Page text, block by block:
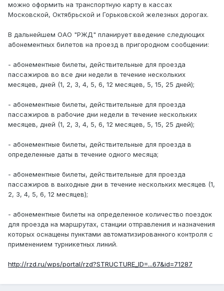
можно оформить на транспортную карту в кассах
Московской, Октябрьской и Горьковской железных дорогах.
В дальнейшем ОАО "РЖД" планирует введение следующих
абонементных билетов на проезд в пригородном сообщении:
- абонементные билеты, действительные для проезда
пассажиров во все дни недели в течение нескольких
месяцев, дней (1, 2, 3, 4, 5, 6, 12 месяцев, 5, 15, 25 дней);
- абонементные билеты, действительные для проезда
пассажиров в рабочие дни недели в течение нескольких
месяцев, дней (1, 2, 3, 4, 5, 6, 12 месяцев, 5, 15, 25 дней);
- абонементные билеты, действительные для проезда в
определенные даты в течение одного месяца;
- абонементные билеты, действительные для проезда
пассажиров в выходные дни в течение нескольких месяцев (1,
2, 3, 4, 5, 6, 12 месяцев);
- абонементные билеты на определенное количество поездок
для проезда на маршрутах, станции отправления и назначения
которых оснащены пунктами автоматизированного контроля с
применением турникетных линий.
http://rzd.ru/wps/portal/rzd?STRUCTURE_ID=...67&id=71287